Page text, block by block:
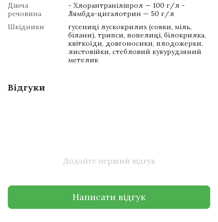
Діюча
речовина
- Хлорантраніліпрол — 100 г/л -
Лямбда-цигалотрин — 50 г/л
Шкідники
гусениці лускокрилих (совки, міль,
білани), трипси, попелиці, білокрилка,
квіткоїди, довгоносики, плодожерки,
листовійки, стебловий кукурудзяний
метелик
Відгуки
Додайте перший відгук
Написати відгук